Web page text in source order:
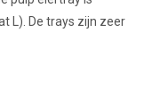
L). De trays zijn zeer